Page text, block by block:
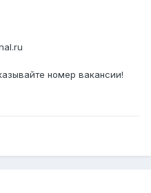
номер вакансии!